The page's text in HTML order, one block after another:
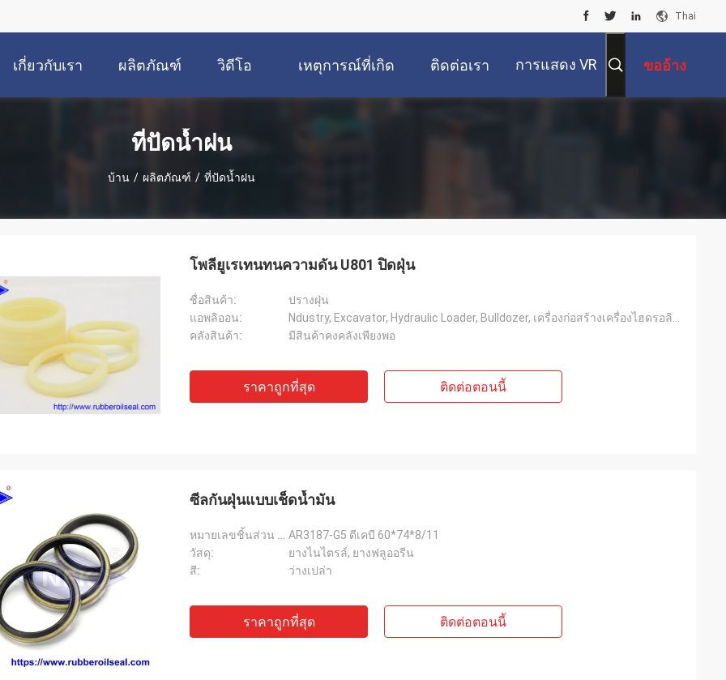
Thai
เกี่ยวกับเรา ผลิตภัณฑ์ วิดีโอ เหตุการณ์ที่เกิด ติดต่อเรา การแสดง VR ขออ้าง
ที่ปัดน้ำฝน
บ้าน / ผลิตภัณฑ์ / ที่ปัดน้ำฝน
โพลียูเรเทนทนความดัน U801 ปิดฝุ่น
ชื่อสินค้า:
ปรางฝุ่น
แอพลิออน:
คลังสินค้า:
มีสินค้าคงคลังเพียงพอ
ราคาถูกที่สุด ติดต่อตอนนี้
ซีลกันฝุ่นแบบเช็ดน้ำมัน
หมายเลขชิ้นส่วน & ขนาด: AR3187-G5 ดีเคบี 60*74*8/11
วัสดุ:
ยางไนไตรล์, ยางฟลูออรีน
สี:
ว่างเปล่า
ราคาถูกที่สุด ติดต่อตอนนี้